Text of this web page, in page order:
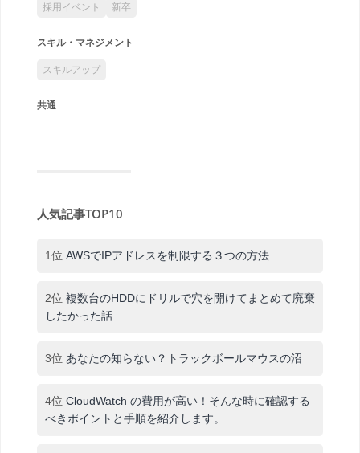
採用イベント 新卒
スキル・マネジメント
スキルアップ
共通
人気記事TOP10
1位 AWSでIPアドレスを制限する３つの方法
2位 複数台のHDDにドリルで穴を開けてまとめて廃棄
したかった話
3位 あなたの知らない？トラックボールマウスの沼
4位 CloudWatch の費用が高い！そんな時に確認する
べきポイントと手順を紹介します。